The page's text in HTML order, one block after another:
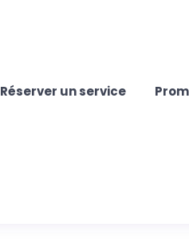
Réserver un service